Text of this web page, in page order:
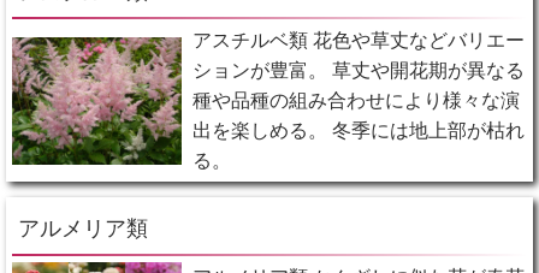
アスチルベ類 花色や草丈などバリエー
ションが豊富。 草丈や開花期が異なる
種や品種の組み合わせにより様々な演
出を楽しめる。 冬季には地上部が枯れ
る。
アルメリア類